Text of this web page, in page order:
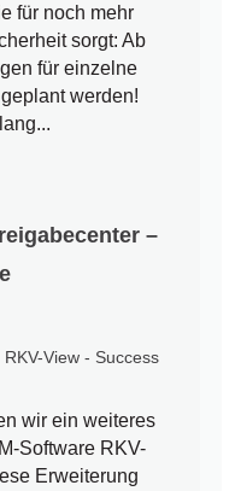
für noch mehr
sorgt: Ab
für einzelne
werden!
–
RKV-View - Success
wir ein weiteres
Software RKV-
Erweiterung